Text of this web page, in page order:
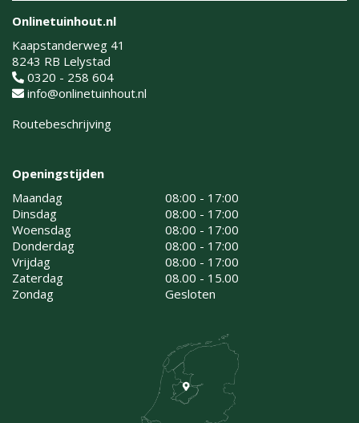
Onlinetuinhout.nl
Kaapstanderweg 41
8243 RB Lelystad
0320 - 258 604
info@onlinetuinhout.nl
Routebeschrijving
Openingstijden
Maandag
08:00 - 17:00
Dinsdag
08:00 - 17:00
Woensdag
08:00 - 17:00
Donderdag
08:00 - 17:00
Vrijdag
08:00 - 17:00
Zaterdag
08.00 - 15.00
Zondag
Gesloten